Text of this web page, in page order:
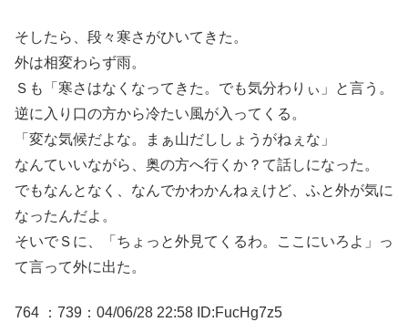
そしたら、段々寒さがひいてきた。
外は相変わらず雨。
Ｓも「寒さはなくなってきた。でも気分わりぃ」と言う。
逆に入り口の方から冷たい風が入ってくる。
「変な気候だよな。まぁ山だししょうがねぇな」
なんていいながら、奥の方へ行くか？て話しになった。
でもなんとなく、なんでかわかんねぇけど、ふと外が気に
なったんだよ。
そいでＳに、「ちょっと外見てくるわ。ここにいろよ」っ
て言って外に出た。
764 ：739：04/06/28 22:58 ID:FucHg7z5